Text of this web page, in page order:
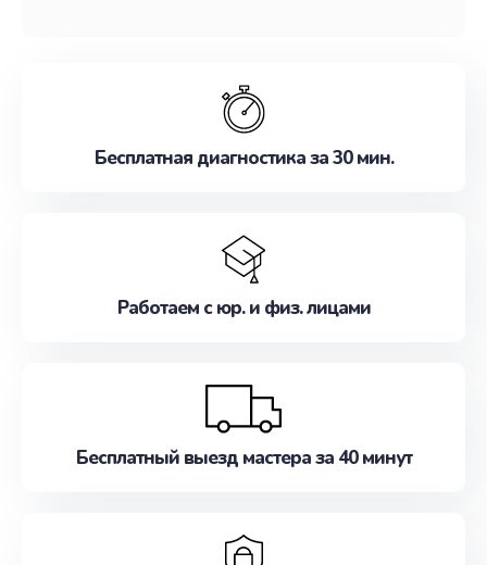
Бесплатная диагностика за 30 мин.
Работаем с юр. и физ. лицами
Бесплатный выезд мастера за 40 минут